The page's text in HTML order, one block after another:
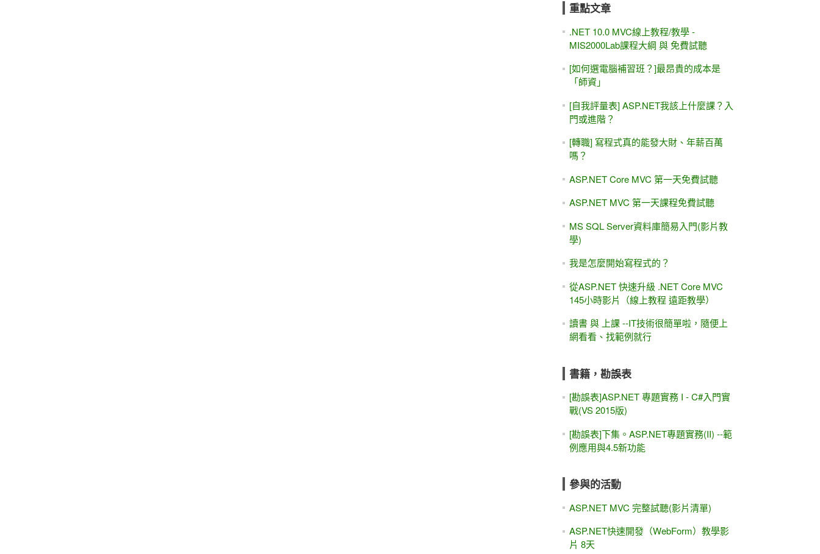
重點文章
.NET 10.0 MVC線上教程/教學 -
MIS2000Lab課程大綱 與 免費試聽
[如何選電腦補習班？]最昂貴的成本是
「師資」
[自我評量表] ASP.NET我該上什麼課？入
門或進階？
[轉職] 寫程式真的能發大財、年薪百萬
嗎？
ASP.NET Core MVC 第一天免費試聽
ASP.NET MVC 第一天課程免費試聽
MS SQL Server資料庫簡易入門(影片教
學)
我是怎麼開始寫程式的？
從ASP.NET 快速升級 .NET Core MVC
145小時影片（線上教程 遠距教學）
讀書 與 上課 --IT技術很簡單啦，隨便上
網看看、找範例就行
書籍，勘誤表
[勘誤表]ASP.NET 專題實務 I - C#入門實
戰(VS 2015版)
[勘誤表]下集。ASP.NET專題實務(II) --範
例應用與4.5新功能
參與的活動
ASP.NET MVC 完整試聽(影片清單)
ASP.NET快速開發（WebForm）教學影
片 8天